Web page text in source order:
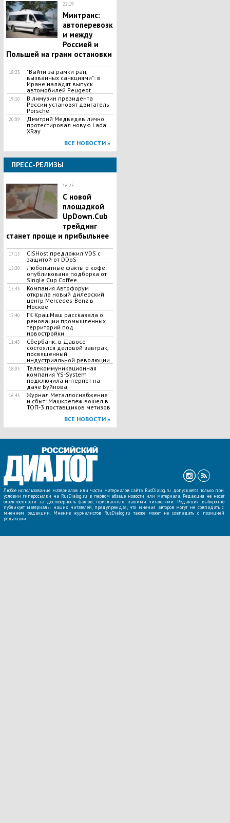
22:19
Минтранс:
автоперевозк
и между
Россией и
Польшей на грани остановки
18:23
"Выйти за рамки ран,
вызванных санкциями": в
Иране наладят выпуск
автомобилей Peugeot
19:10
В лимузин президента
России установят двигатель
Porsche
20:09
Дмитрий Медведев лично
протестировал новую Lada
XRay
ВСЕ НОВОСТИ »
ПРЕСС-РЕЛИЗЫ
16:25
С новой
площадкой
UpDown.Cub
трейдинг
станет проще и прибыльнее
17:15
CISHost предложил VDS c
защитой от DDoS
15:20
Любопытные факты о кофе:
опубликована подборка от
Single Cup Coffee
15:45
Компания Автофорум
открыла новый дилерский
центр Mercedes-Benz в
Москве
12:40
ГК КрашМаш рассказала о
реновации промышленных
территорий под
новостройки
11:45
Сбербанк: в Давосе
состоялся деловой завтрак,
посвященный
индустриальной революции
18:05
Телекоммуникационная
компания YS-System
подключила интернет на
даче Буйнова
16:45
Журнал Металлоснабжение
и сбыт: Машкрепеж вошел в
ТОП-3 поставщиков метизов
ВСЕ НОВОСТИ »
Любое использование материалов или части материалов сайта RusDialog.ru допускается только при
условии гиперссылки на RusDialog.ru в первом абзаце новости или материала. Редакция не несет
ответственности за достоверность фактов, присланных нашими читателями. Редакция выборочно
публикует материалы наших читателей, предупреждая, что мнения авторов могут не совпадать с
мнением редакции. Мнение журналистов RusDialog.ru также может не совпадать с позицией
редакции.